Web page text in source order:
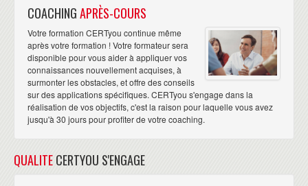
COACHINGAPRÈS-COURS
Votre formation CERTyou continue même
après votre formation ! Votre formateur sera
disponible pour vous aider à appliquer vos
connaissances nouvellement acquises, à
surmonter les obstacles, et offre des conseils
sur des applications spécifiques. CERTyou s'engage dans la
réalisation de vos objectifs, c'est la raison pour laquelle vous avez
jusqu'à 30 jours pour profiter de votre coaching.
QUALITECERTYOU S'ENGAGE